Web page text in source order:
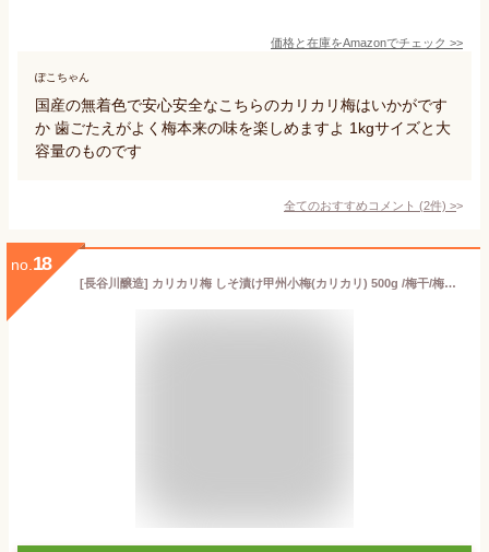
価格と在庫をAmazonでチェック >>
ぽこちゃん
国産の無着色で安心安全なこちらのカリカリ梅はいかがです
か 歯ごたえがよく梅本来の味を楽しめますよ 1kgサイズと大
容量のものです
全てのおすすめコメント (2件) >
no. 18
[長谷川醸造] カリカリ梅 しそ漬け甲州小梅(カリカリ) 500g /梅干/梅干し/うめ/漬物/家庭用/お土産/ご飯